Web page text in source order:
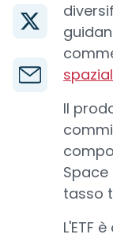
Il
Space
tasso
L'ETF